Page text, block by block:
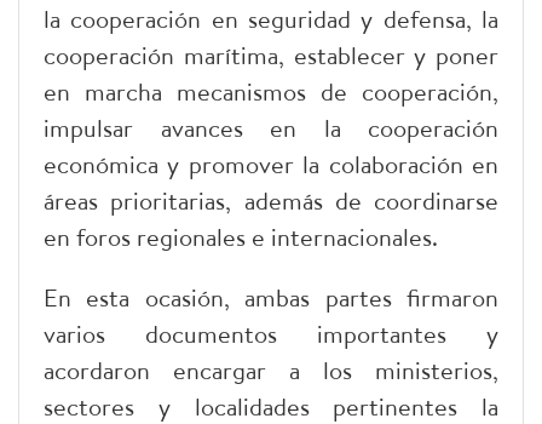
la cooperación en seguridad y defensa, la
cooperación marítima, establecer y poner
en marcha mecanismos de cooperación,
impulsar avances en la cooperación
económica y promover la colaboración en
áreas prioritarias, además de coordinarse
en foros regionales e internacionales.
En esta ocasión, ambas partes firmaron
varios documentos importantes y
acordaron encargar a los ministerios,
sectores y localidades pertinentes la